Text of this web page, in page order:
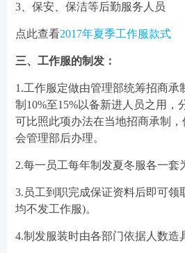
3、保安、保洁等后勤服务人员
点此查看2017年夏季工作服款式
三、工作服的制发：
1.工作服定做由管理部统筹招商承
制10%至15%以备新进人员之用，
可比照此项办法在当地招商承制
会管理部后办理。
2.每一员工每年制发夏冬服各一套
3.员工到职完成保证资料后即可领
均不发工作服)。
4.制发服装时由各部门依据人数造